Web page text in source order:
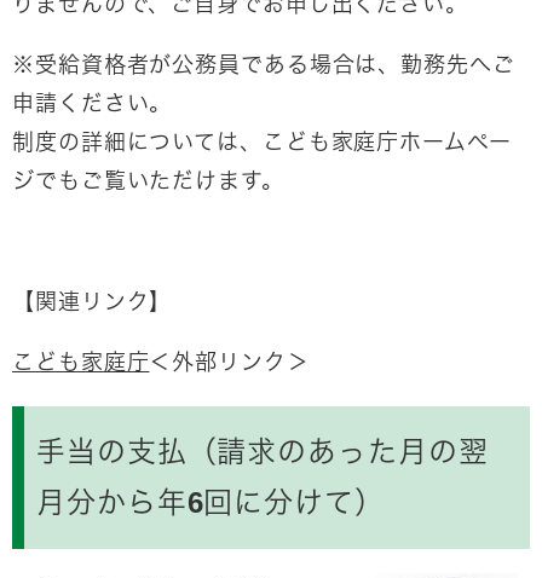
※受給資格者が公務員である場合は、勤務先へご
申請ください。
制度の詳細については、こども家庭庁ホームペー
ジでもご覧いただけます。
【関連リンク】
こども家庭庁＜外部リンク＞
手当の支払（請求のあった月の翌
月分から年6回に分けて）